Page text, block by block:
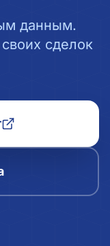
данным.
сделок